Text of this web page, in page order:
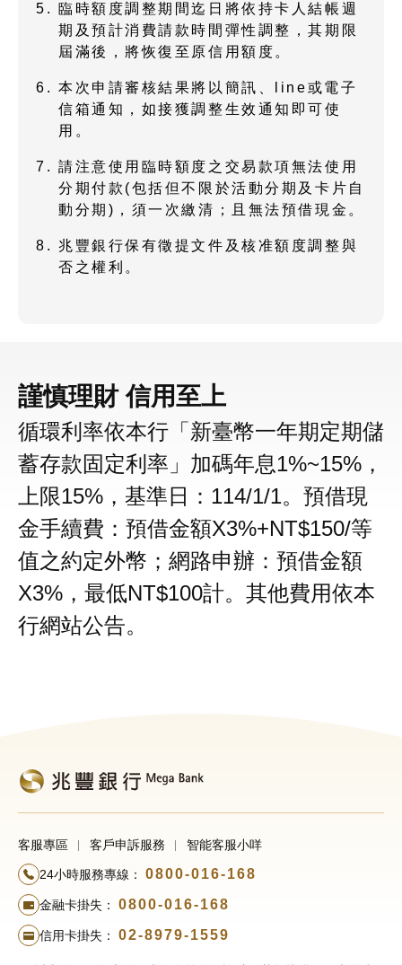
臨時額度調整期間迄日將依持卡人結帳週
期及預計消費請款時間彈性調整，其期限
屆滿後，將恢復至原信用額度。
本次申請審核結果將以簡訊、line或電子
信箱通知，如接獲調整生效通知即可使
用。
請注意使用臨時額度之交易款項無法使用
分期付款(包括但不限於活動分期及卡片自
動分期)，須一次繳清；且無法預借現金。
兆豐銀行保有徵提文件及核准額度調整與
否之權利。
謹慎理財 信用至上
循環利率依本行「新臺幣一年期定期儲
蓄存款固定利率」加碼年息1%~15%，
上限15%，基準日：114/1/1。預借現
金手續費：預借金額X3%+NT$150/等
值之約定外幣；網路申辦：預借金額
X3%，最低NT$100計。其他費用依本
行網站公告。
客服專區 客戶申訴服務 智能客服小咩
24小時服務專線： 0800-016-168
金融卡掛失： 0800-016-168
信用卡掛失： 02-8979-1559